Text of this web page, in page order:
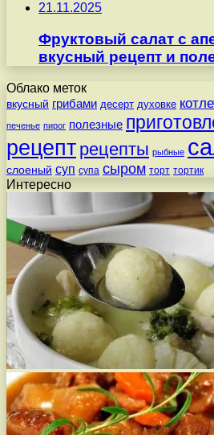
21.11.2025
Фруктовый салат с
вкусный рецепт и
Облако меток
вкусный грибами десерт духовке
печенье пирог полезные
рецепт рецепты рыбные
слоеный суп супа сыром торт тортик
Интересно